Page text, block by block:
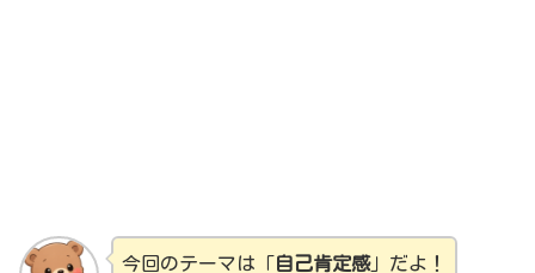
今回のテーマは「自己肯定感」だよ！